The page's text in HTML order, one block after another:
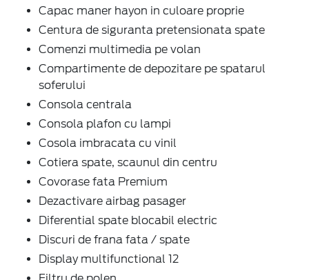
Capac maner hayon in culoare proprie
Centura de siguranta pretensionata spate
Comenzi multimedia pe volan
Compartimente de depozitare pe spatarul
soferului
Consola centrala
Consola plafon cu lampi
Cosola imbracata cu vinil
Cotiera spate, scaunul din centru
Covorase fata Premium
Dezactivare airbag pasager
Diferential spate blocabil electric
Discuri de frana fata / spate
Display multifunctional 12